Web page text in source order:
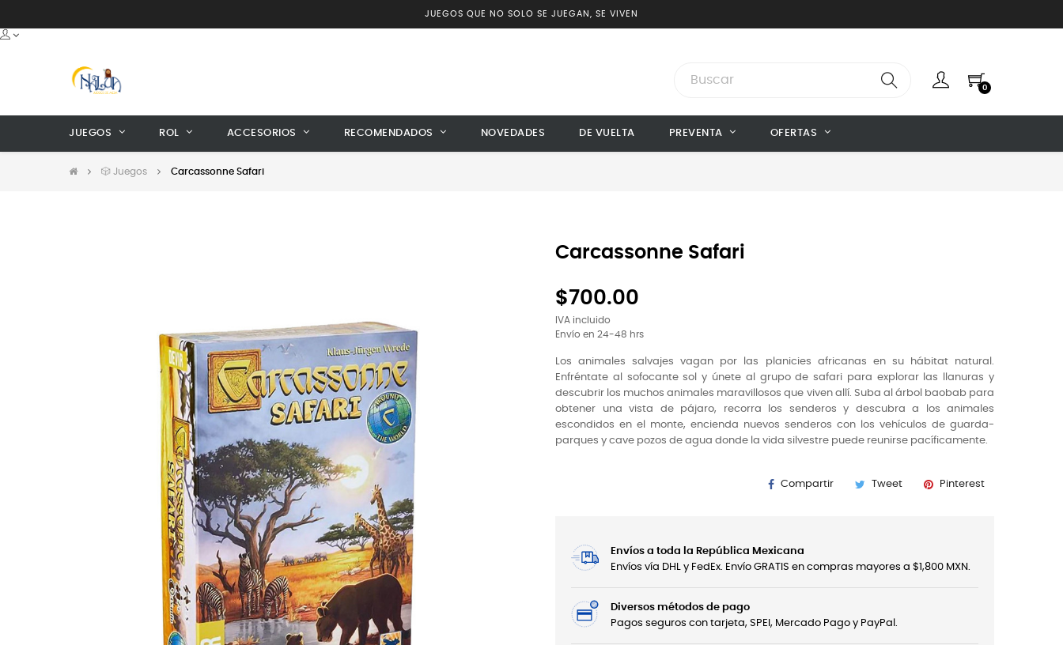
JUEGOS QUE NO SOLO SE JUEGAN, SE VIVEN
0
JUEGOS ROL ACCESORIOS RECOMENDADOS NOVEDADES DE VUELTA PREVENTA OFERTAS
🎲 Juegos Carcassonne Safari
Carcassonne Safari
$700.00
IVA incluido
Envío en 24-48 hrs
Los animales salvajes vagan por las planicies africanas en su hábitat natural.
Enfréntate al sofocante sol y únete al grupo de safari para explorar las llanuras y
descubrir los muchos animales maravillosos que viven allí. Suba al árbol baobab para
obtener una vista de pájaro, recorra los senderos y descubra a los animales
escondidos en el monte, encienda nuevos senderos con los vehículos de guarda-
parques y cave pozos de agua donde la vida silvestre puede reunirse pacíficamente.
Compartir Tweet Pinterest
Envíos a toda la República Mexicana
Envíos vía DHL y FedEx. Envío GRATIS en compras mayores a $1,800 MXN.
Diversos métodos de pago
Pagos seguros con tarjeta, SPEI, Mercado Pago y PayPal.